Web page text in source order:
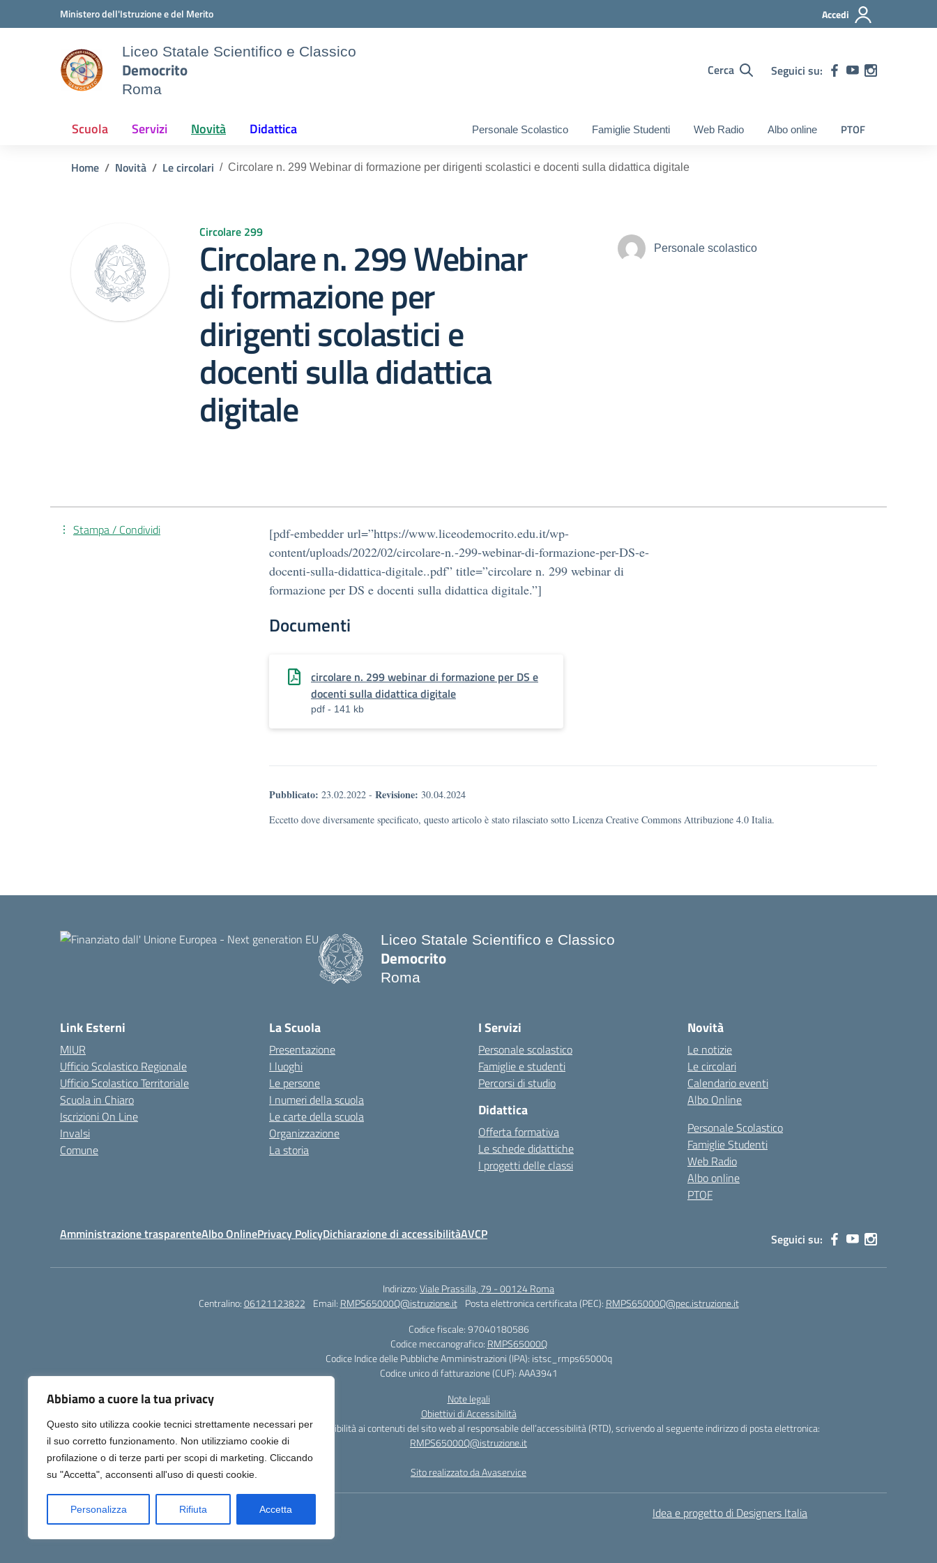
Abbiamo a cuore la tua privacy
Questo sito utilizza cookie tecnici strettamente necessari per
il suo corretto funzionamento. Non utilizziamo cookie di
profilazione o di terze parti per scopi di marketing. Cliccando
su "Accetta", acconsenti all'uso di questi cookie.
Personalizza Rifiuta Accetta
Vai ai contenuti
Vai al menu di navigazioneMinistero dell'Istruzione e del Merito Accedi
Liceo Statale Scientifico e Classico
Democrito
Roma
Cerca Seguici su:
Scuola Servizi Novità Didattica Personale Scolastico Famiglie Studenti Web Radio Albo online PTOF
Home Novità Le circolari Circolare n. 299 Webinar di formazione per dirigenti scolastici e docenti sulla didattica digitale
Circolare 299
Circolare n. 299 Webinar
di formazione per
dirigenti scolastici e
docenti sulla didattica
digitale
Personale scolastico
[pdf-embedder url=”https://www.liceodemocrito.edu.it/wp-
content/uploads/2022/02/circolare-n.-299-webinar-di-formazione-per-DS-e-
docenti-sulla-didattica-digitale..pdf” title=”circolare n. 299 webinar di
formazione per DS e docenti sulla didattica digitale.”]
Documenti
circolare n. 299 webinar di formazione per DS e
docenti sulla didattica digitale
pdf - 141 kb
Pubblicato: 23.02.2022 - Revisione: 30.04.2024
Eccetto dove diversamente specificato, questo articolo è stato rilasciato sotto Licenza Creative Commons Attribuzione 4.0 Italia.
Stampa / Condividi
Liceo Statale Scientifico e Classico
Democrito
Roma
Link Esterni
MIUR
Ufficio Scolastico Regionale
Ufficio Scolastico Territoriale
Scuola in Chiaro
Iscrizioni On Line
Invalsi
Comune
La Scuola
Presentazione
I luoghi
Le persone
I numeri della scuola
Le carte della scuola
Organizzazione
La storia
I Servizi
Personale scolastico
Famiglie e studenti
Percorsi di studio
Didattica
Offerta formativa
Le schede didattiche
I progetti delle classi
Novità
Le notizie
Le circolari
Calendario eventi
Albo Online
Personale Scolastico
Famiglie Studenti
Web Radio
Albo online
PTOF
Amministrazione trasparenteAlbo OnlinePrivacy PolicyDichiarazione di accessibilitàAVCP Seguici su:
Indirizzo:Viale Prassilla, 79 - 00124 Roma
Centralino:06121123822 Email: RMPS65000Q@istruzione.it Posta elettronica certificata (PEC): RMPS65000Q@pec.istruzione.it
Codice fiscale: 97040180586
Codice meccanografico: RMPS65000Q
Codice Indice delle Pubbliche Amministrazioni (IPA): istsc_rmps65000q
Codice unico di fatturazione (CUF): AAA3941
Note legali
Obiettivi di Accessibilità
Gli utenti possono segnalare eventuali casi di inaccessibilità ai contenuti del sito web al responsabile dell’accessibilità (RTD), scrivendo al seguente indirizzo di posta elettronica:
RMPS65000Q@istruzione.it
Sito realizzato da Avaservice
Idea e progetto di Designers Italia